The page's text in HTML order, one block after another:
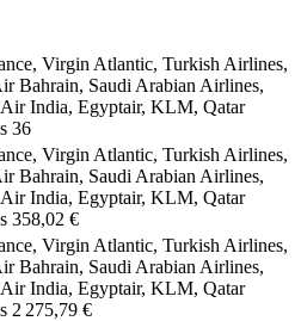
Virgin Atlantic, Turkish Airlines,
Bahrain, Saudi Arabian Airlines,
India, Egyptair, KLM, Qatar
36
Virgin Atlantic, Turkish Airlines,
Bahrain, Saudi Arabian Airlines,
India, Egyptair, KLM, Qatar
358,02 €
Virgin Atlantic, Turkish Airlines,
Bahrain, Saudi Arabian Airlines,
India, Egyptair, KLM, Qatar
2 275,79 €